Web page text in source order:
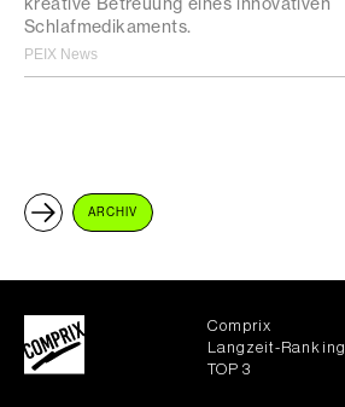
Schlafmedikaments.
PEIX News
ARCHIV
Comprix
Langzeit-Ranking
TOP 3